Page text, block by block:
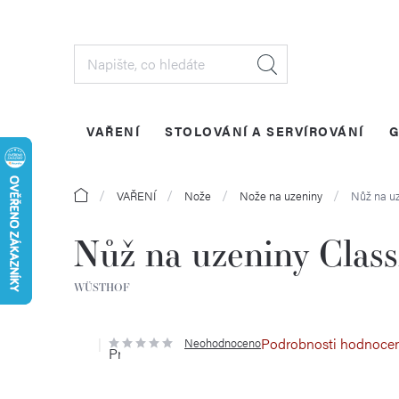
VAŘENÍ STOLOVÁNÍ A SERVÍROVÁNÍ
DomůVAŘENÍ Nože Nože na uzeniny Nůž na
Nůž na uzeniny
WÜSTHOF
Průměrné
hodnocení
NeohodnocenoPodrobnosti